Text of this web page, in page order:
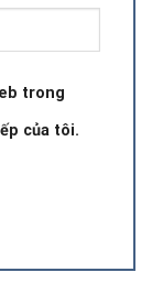
trong
của tôi.